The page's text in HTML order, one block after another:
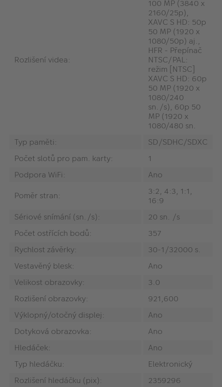
Rozlišení videa:
100 MP (3840 x
2160/25p),
XAVC S HD: 50p
50 MP (1920 x
1080/50p) aj.,
HFR - Přepínač
NTSC/PAL:
režim [NTSC]
XAVC S HD: 60p
50 MP (1920 x
1080/240
sn./s), 60p 50
MP (1920 x
1080/480 sn.
Typ paměti:
SD/SDHC/SDXC
Počet slotů pro pam. karty:
1
Podpora WiFi:
Ano
Poměr stran:
3:2, 4:3, 1:1,
16:9
Sériové snímání (sn./s):
20 sn. /s
Počet ostřících bodů:
357
Rychlost závěrky:
30-1/32000 s.
Vestavěný blesk:
Ano
Velikost obrazovky:
3.0
Rozlišení obrazovky:
921,600
Výklopný/otočný displej:
Ano
Dotyková obrazovka:
Ano
Hledáček:
Ano
Typ hledáčku:
Elektronický
Rozlišení hledáčku (pix):
2359296